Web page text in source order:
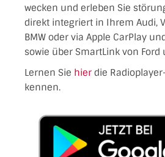
wecken und erleben Sie
direkt integriert in Ihrem Audi,
BMW oder via Apple CarPlay
sowie über SmartLink von Ford
Lernen Sie hier die
kennen.